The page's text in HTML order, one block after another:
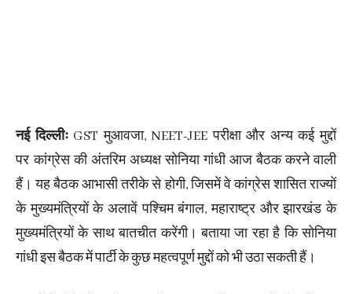
नई दिल्लीःGST मुआवजा, NEET-JEE परीक्षा और अन्य कई मुद्दों
पर कांग्रेस की अंतरिम अध्यक्ष सोनिया गांधी आज बैठक करने वाली
हैं। यह बैठक आभासी तरीके से होगी, जिसमें वे कांग्रेस शासित राज्यों
के मुख्यमंत्रियों के अलावें पश्चिम बंगाल, महाराष्ट्र और झारखंड के
मुख्यमंत्रियों के साथ बातचीत करेंगी। बताया जा रहा है कि सोनिया
गांधी इस बैठक में पार्टी के कुछ महत्वपूर्ण मुद्दों को भी उठा सकती हैं।